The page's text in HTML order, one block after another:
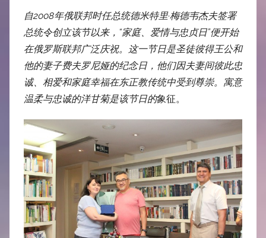
自2008年俄联邦时任总统德米特里·梅德韦杰夫签署
总统令创立该节以来，“家庭、爱情与忠贞日”便开始
在俄罗斯联邦广泛庆祝。
这一节日是圣徒彼得王公和
他的妻子费夫罗尼娅的纪念日 ，他们因夫妻间彼此忠
诚、相爱和家庭幸福在东正教传统中受到尊崇。寓意
温柔与忠诚的洋甘菊是该节日的象征。